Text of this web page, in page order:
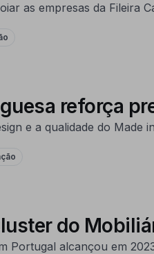
as empresas da Fileira
reforça
e a qualidade do Made
do
Portugal alcançou em